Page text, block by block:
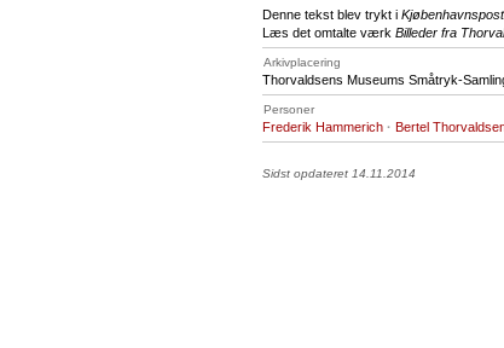
Denne tekst blev trykt i
Læs det omtalte værk Billeder fra
Arkivplacering
Thorvaldsens Museums Småtryk-
Personer
Frederik Hammerich · Bertel
Sidst opdateret 14.11.2014